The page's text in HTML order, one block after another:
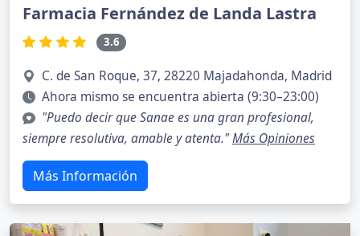
Farmacia Fernández de Landa Lastra
3.6
C. de San Roque, 37, 28220 Majadahonda, Madrid
Ahora mismo se encuentra abierta (9:30–23:00)
"Puedo decir que Sanae es una gran profesional,
siempre resolutiva, amable y atenta."Más Opiniones
Más Información